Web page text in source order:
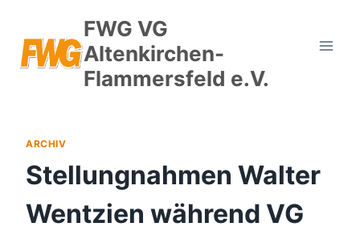
springen
FWG VG
Altenkirchen-
Flammersfeld e.V.
ARCHIV
Stellungnahmen Walter
Wentzien während VG